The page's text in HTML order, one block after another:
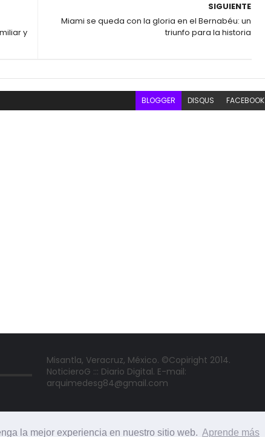
la mejor experiencia en nuestro sitio web. Aprende más
SIGUIENTE
Miami se queda con la gloria en el Bernabéu: un
triunfo para la historia
y
BLOGGER DISQUS FACEBOOK
Misantla, Veracruz, México. ©Copiright 2014.
NoticieroG ::: Diario Digital. E-mail:
arquimedesg84@gmail.com